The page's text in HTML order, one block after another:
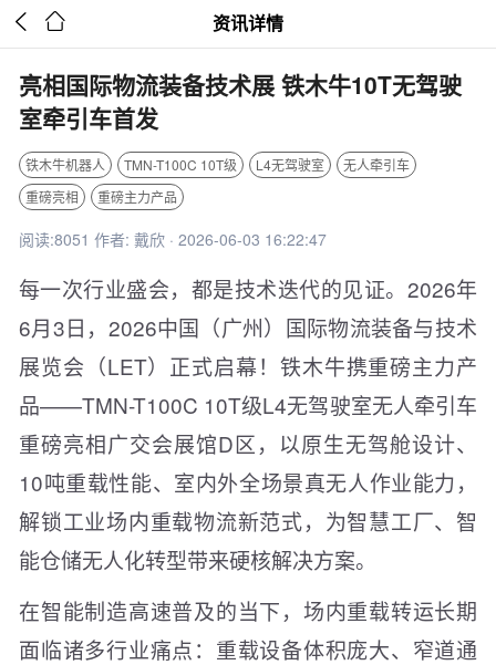
  资讯详情
亮相国际物流装备技术展 铁木牛10T无驾驶
室牵引车首发
铁木牛机器人 TMN-T100C 10T级 L4无驾驶室
无人牵引车
重磅亮相
重磅主力产品
阅读:8051 作者: 戴欣 · 2026-06-03 16:22:47
每一次行业盛会，都是技术迭代的见证。2026年
6月3日，2026中国（广州）国际物流装备与技术
展览会（LET）正式启幕！铁木牛携重磅主力产
品——TMN-T100C 10T级L4无驾驶室无人牵引车
重磅亮相广交会展馆D区，以原生无驾舱设计、
10吨重载性能、室内外全场景真无人作业能力，
解锁工业场内重载物流新范式，为智慧工厂、智
能仓储无人化转型带来硬核解决方案。
在智能制造高速普及的当下，场内重载转运长期
面临诸多行业痛点：重载设备体积庞大、窄道通